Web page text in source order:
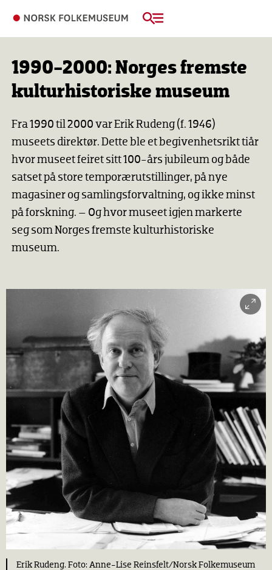
1990-2000: Norges fremste
kulturhistoriske museum
Fra 1990 til 2000 var Erik Rudeng (f. 1946)
museets direktør. Dette ble et begivenhetsrikt tiår
hvor museet feiret sitt 100-års jubileum og både
satset på store temporær­utstillinger, på nye
magasiner og samlingsforvaltning, og ikke minst
på forskning. – Og hvor museet igjen markerte
seg som Norges fremste kulturhistoriske
museum.
Erik Rudeng. Foto: Anne-Lise Reinsfelt/Norsk Folkemuseum